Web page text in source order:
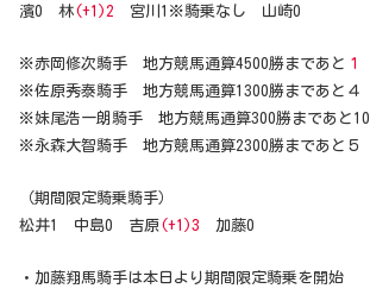
濱0 林(+1)2 宮川1※騎乗なし 山崎0
※赤岡修次騎手 地方競馬通算4500勝まであと １
※佐原秀泰騎手 地方競馬通算1300勝まであと４
※妹尾浩一朗騎手 地方競馬通算300勝まであと10
※永森大智騎手 地方競馬通算2300勝まであと５
（期間限定騎乗騎手）
松井1 中島0 吉原 (+1)3 加藤0
・加藤翔馬騎手は本日より期間限定騎乗を開始